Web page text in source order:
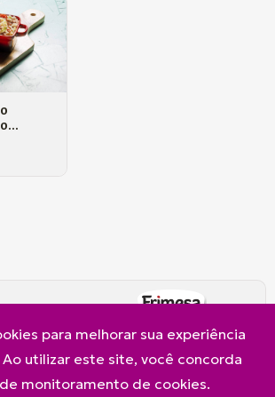
para melhorar sua experiência
utilizar este site, você concorda
monitoramento de cookies.
Contato
e Cookies